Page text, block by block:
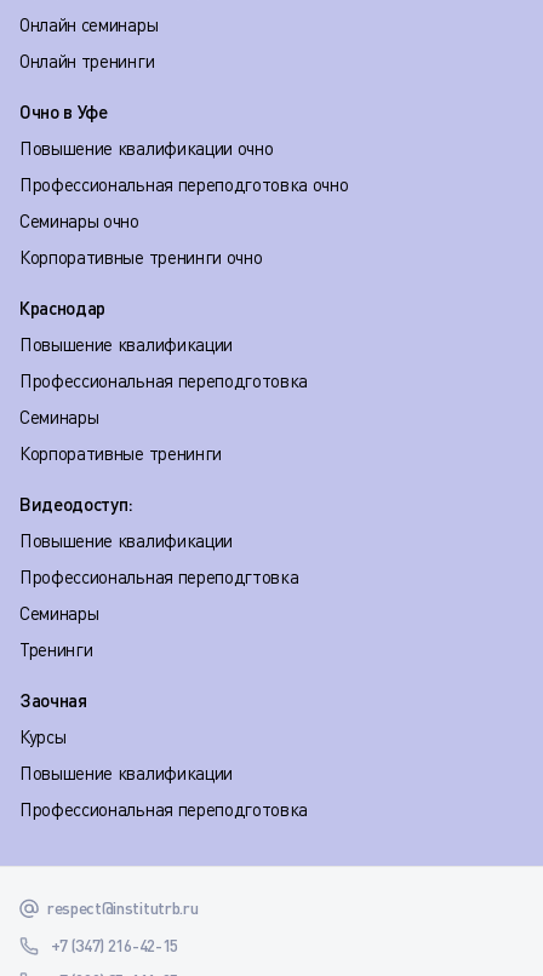
Онлайн семинары
Онлайн тренинги
Очно в Уфе
Повышение квалификации очно
Профессиональная переподготовка очно
Семинары очно
Корпоративные тренинги очно
Краснодар
Повышение квалификации
Профессиональная переподготовка
Семинары
Корпоративные тренинги
Видеодоступ:
Повышение квалификации
Профессиональная переподгтовка
Семинары
Тренинги
Заочная
Курсы
Повышение квалификации
Профессиональная переподготовка
respect@institutrb.ru
+7 (347) 216-42-15